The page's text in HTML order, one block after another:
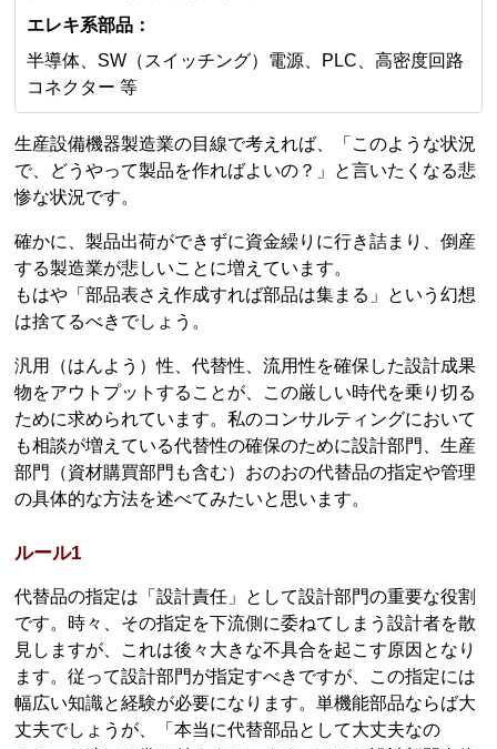
エレキ系部品：
半導体、SW（スイッチング）電源、PLC、高密度回路
コネクター 等
生産設備機器製造業の目線で考えれば、「このような状況
で、どうやって製品を作ればよいの？」と言いたくなる悲
惨な状況です。
確かに、製品出荷ができずに資金繰りに行き詰まり、倒産
する製造業が悲しいことに増えています。
もはや「部品表さえ作成すれば部品は集まる」という幻想
は捨てるべきでしょう。
汎用（はんよう）性、代替性、流用性を確保した設計成果
物をアウトプットすることが、この厳しい時代を乗り切る
ために求められています。私のコンサルティングにおいて
も相談が増えている代替性の確保のために設計部門、生産
部門（資材購買部門も含む）おのおの代替品の指定や管理
の具体的な方法を述べてみたいと思います。
ルール1
代替品の指定は「設計責任」として設計部門の重要な役割
です。時々、その指定を下流側に委ねてしまう設計者を散
見しますが、これは後々大きな不具合を起こす原因となり
ます。従って設計部門が指定すべきですが、この指定には
幅広い知識と経験が必要になります。単機能部品ならば大
丈夫でしょうが、「本当に代替部品として大丈夫なの